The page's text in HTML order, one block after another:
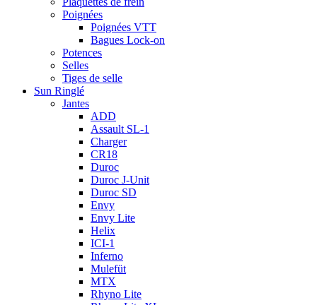
Poignées
Poignées VTT
Bagues Lock-on
Potences
Selles
Tiges de selle
Sun Ringlé
Jantes
ADD
Assault SL-1
Charger
CR18
Duroc
Duroc J-Unit
Duroc SD
Envy
Envy Lite
Helix
ICI-1
Inferno
Mulefüt
MTX
Rhyno Lite